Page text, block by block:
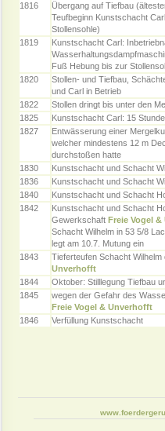
1816
Übergang auf Tiefbau
Teufbeginn Kunstschacht
Stollensohle)
1819
Kunstschacht Carl:
Fuß Hebung bis zur
1820
Stollen- und Tiefbau,
und Carl in Betrieb
1822
Stollen dringt bis unter den
1825
Kunstschacht Carl: 15
1827
Entwässerung einer
welcher mindestens 12 m
durchstoßen hatte
1830
Kunstschacht und Schacht
1836
Kunstschacht und Schacht
1840
Kunstschacht und Schacht
1842
Kunstschacht und Schacht
Gewerkschaft Freie Vogel
Schacht Wilhelm in 53 5/8
legt am 10.7. Mutung ein
1843
Tieferteufen Schacht
Unverhofft
1844
Oktober: Stilllegung Tiefbau
1845
wegen der Gefahr des
Freie Vogel & Unverhofft
1846
Verfüllung Kunstschacht